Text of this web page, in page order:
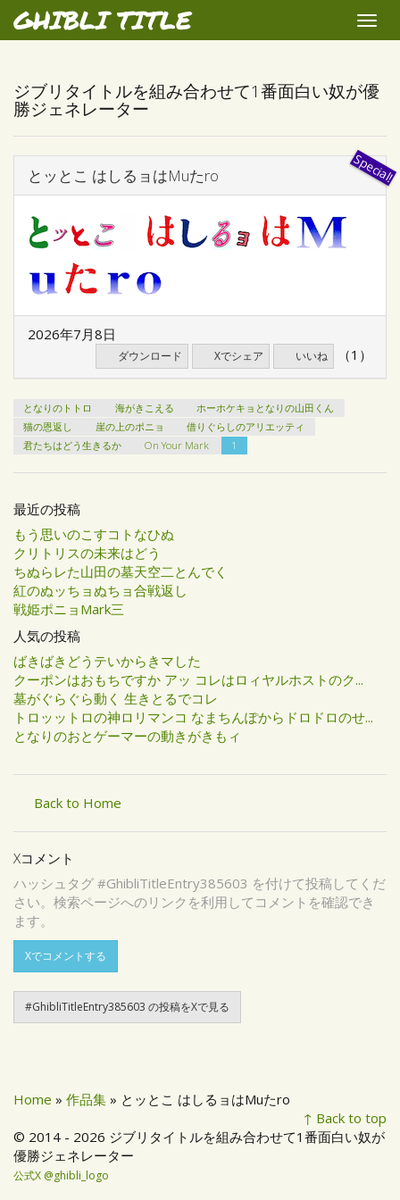
GHIBLI TITLE
Toggle
ジブリタイトルを組み合わせて1番面白い奴が優
勝ジェネレーター
とッとこ はしるョはMuたro
2026年7月8日
ダウンロード Xでシェア いいね （1）
となりのトトロ 海がきこえる
ホーホケキョとなりの山田くん
猫の恩返し
崖の上のポニョ
借りぐらしのアリエッティ
君たちはどう生きるか
On Your Mark 1
最近の投稿
もう思いのこすコトなひぬ
クリトリスの未来はどう
ちぬらレた山田の墓天空二とんでく
紅のぬッちョぬちョ合戦返し
戦姫ポニョMark三
人気の投稿
ばきばきどうテいからきマした
クーポンはおもちですか アッ コレはロィヤルホストのク...
墓がぐらぐら動く 生きとるでコレ
トロッットロの神ロリマンコ なまちんぽからドロドロのせ...
となりのおとゲーマーの動きがきもィ
Back to Home
Xコメント
ハッシュタグ #GhibliTitleEntry385603 を付けて投稿してくだ
さい。検索ページへのリンクを利用してコメントを確認でき
ます。
Xでコメントする
#GhibliTitleEntry385603 の投稿をXで見る
Home » 作品集 » とッとこ はしるョはMuたro
↑ Back to top
© 2014 - 2026 ジブリタイトルを組み合わせて1番面白い奴が
優勝ジェネレーター
公式X @ghibli_logo